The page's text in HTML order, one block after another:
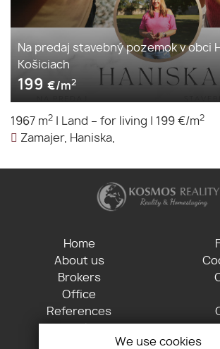
Na predaj stavebný pozemok v obci
Košiciach
199 €/m2
1967 m2 Land – for living 199 €/m2
Zamajer, Haniska,
Home
About us
Brokers
Office
References
We use cookies